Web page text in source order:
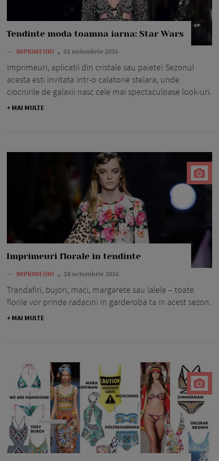
Tendinte moda toamna iarna: Star Wars
— IMPRIMEURI 01 noiembrie 2016
Imprimeuri, aplicatii din cristale sau paiete! Sezonul
acesta esti invitata intr-o calatorie stelara, unde
ciocnirile de galaxii nasc cele mai spectaculoase look-uri.
+ MAI MULTE
Imprimeuri florale in tendinte
— IMPRIMEURI 18 octombrie 2016
Trandafiri, bujori, maci, margarete sau lalele – toate
florile vor prinde radacini in garderoba ta in acest sezon.
+ MAI MULTE